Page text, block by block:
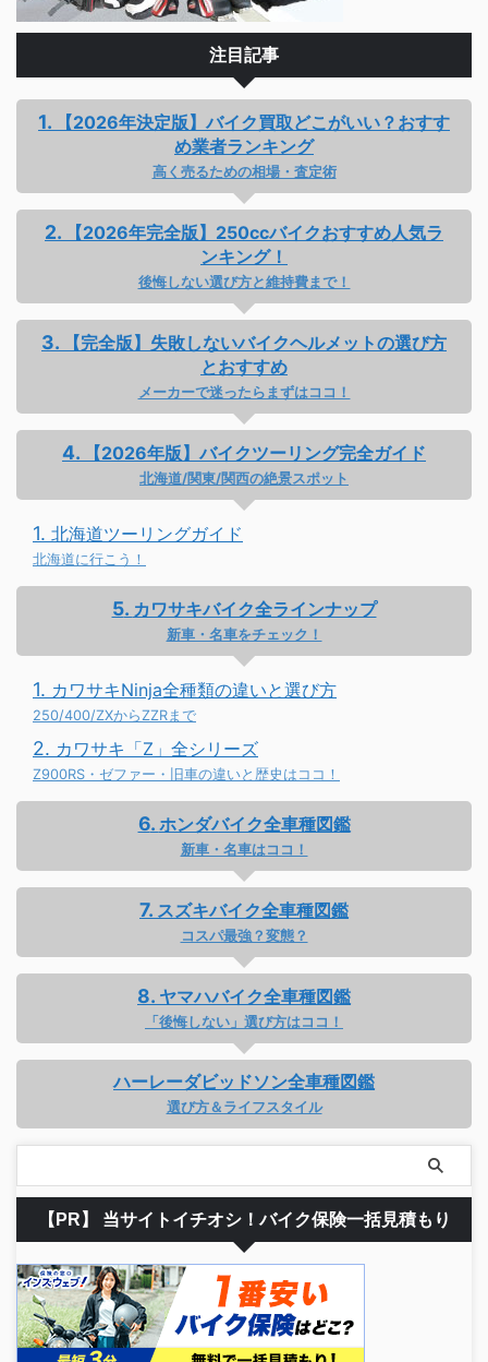
注目記事
【2026年決定版】バイク買取どこがいい？おすす
め業者ランキング
高く売るための相場・査定術
【2026年完全版】250ccバイクおすすめ人気ラ
ンキング！
後悔しない選び方と維持費まで！
【完全版】失敗しないバイクヘルメットの選び方
とおすすめ
メーカーで迷ったらまずはココ！
【2026年版】バイクツーリング完全ガイド
北海道/関東/関西の絶景スポット
北海道ツーリングガイド
北海道に行こう！
カワサキバイク全ラインナップ
新車・名車をチェック！
カワサキNinja全種類の違いと選び方
250/400/ZXからZZRまで
カワサキ「Z」全シリーズ
Z900RS・ゼファー・旧車の違いと歴史はココ！
ホンダバイク全車種図鑑
新車・名車はココ！
スズキバイク全車種図鑑
コスパ最強？変態？
ヤマハバイク全車種図鑑
「後悔しない」選び方はココ！
ハーレーダビッドソン全車種図鑑
選び方＆ライフスタイル
【PR】 当サイトイチオシ！バイク保険一括見積もり